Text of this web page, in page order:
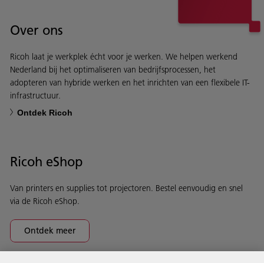
Over ons
Ricoh laat je werkplek écht voor je werken. We helpen werkend
Nederland bij het optimaliseren van bedrijfsprocessen, het
adopteren van hybride werken en het inrichten van een flexibele IT-
infrastructuur.
Ontdek Ricoh
Ricoh eShop
Van printers en supplies tot projectoren. Bestel eenvoudig en snel
via de Ricoh eShop.
Ontdek meer